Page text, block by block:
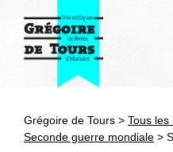
Grégoire de Tours > Tous les
Seconde guerre mondiale >